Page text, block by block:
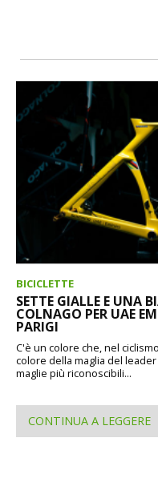
BICICLETTE
SETTE GIALLE E UNA
COLNAGO PER UAE
PARIGI
C'è un colore che, nel
colore della maglia del
maglie più riconoscibili...
CONTINUA A LEGGERE